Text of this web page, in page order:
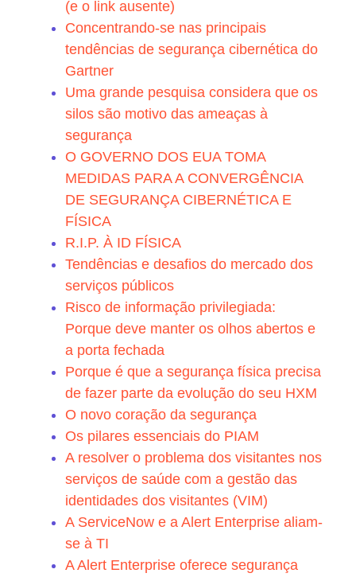
(e o link ausente)
Concentrando-se nas principais
tendências de segurança cibernética do
Gartner
Uma grande pesquisa considera que os
silos são motivo das ameaças à
segurança
O GOVERNO DOS EUA TOMA
MEDIDAS PARA A CONVERGÊNCIA
DE SEGURANÇA CIBERNÉTICA E
FÍSICA
R.I.P. À ID FÍSICA
Tendências e desafios do mercado dos
serviços públicos
Risco de informação privilegiada:
Porque deve manter os olhos abertos e
a porta fechada
Porque é que a segurança física precisa
de fazer parte da evolução do seu HXM
O novo coração da segurança
Os pilares essenciais do PIAM
A resolver o problema dos visitantes nos
serviços de saúde com a gestão das
identidades dos visitantes (VIM)
A ServiceNow e a Alert Enterprise aliam-
se à TI
A Alert Enterprise oferece segurança